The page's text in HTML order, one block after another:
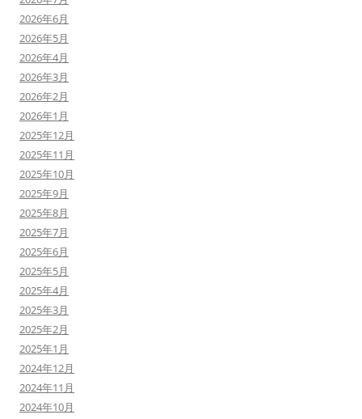
2026年6月
2026年5月
2026年4月
2026年3月
2026年2月
2026年1月
2025年12月
2025年11月
2025年10月
2025年9月
2025年8月
2025年7月
2025年6月
2025年5月
2025年4月
2025年3月
2025年2月
2025年1月
2024年12月
2024年11月
2024年10月